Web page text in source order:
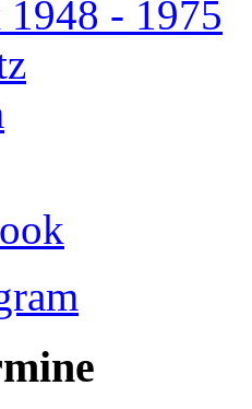
- 1975